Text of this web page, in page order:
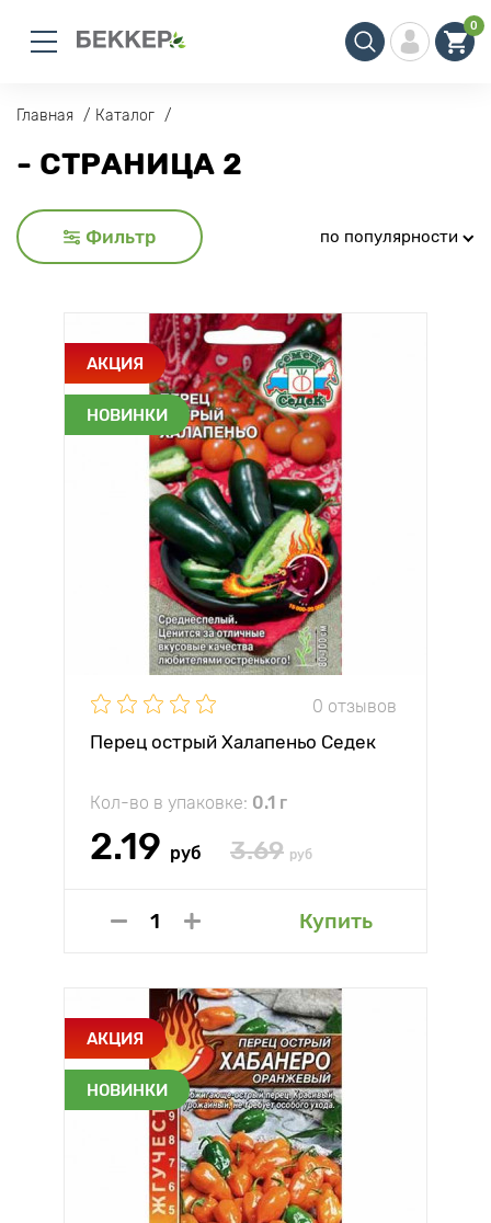
0
Главная Каталог
- СТРАНИЦА 2
Фильтр по популярности
АКЦИЯ
НОВИНКИ
0 отзывов
Перец острый Халапеньо Седек
Кол-во в упаковке: 0.1 г
2.19 руб 3.69 руб
Купить
АКЦИЯ
НОВИНКИ